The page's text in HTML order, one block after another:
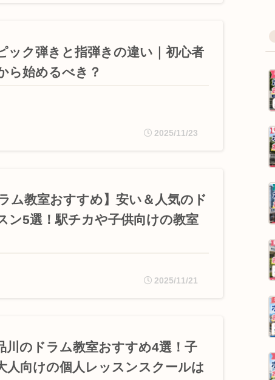
ック弾きと指弾きの違い｜初心者
ら始めるべき？
2025/11/23
ム教室おすすめ】安い＆人気のド
ン5選！駅チカや子供向けの教室
2025/11/21
川のドラム教室おすすめ4選！子
人向けの個人レッスンスクールは